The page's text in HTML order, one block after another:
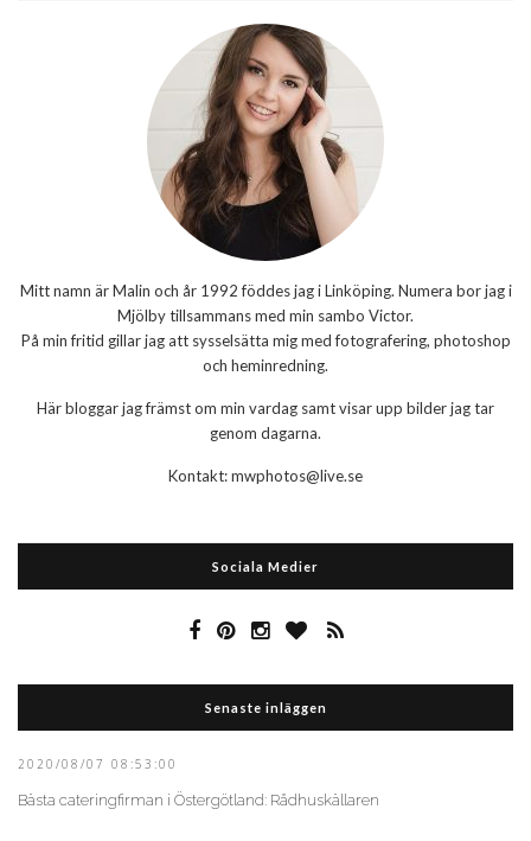
Mitt namn är Malin och år 1992 föddes jag i Linköping. Numera bor jag i
Mjölby tillsammans med min sambo Victor.
På min fritid gillar jag att sysselsätta mig med fotografering, photoshop
och heminredning.
Här bloggar jag främst om min vardag samt visar upp bilder jag tar
genom dagarna.
Kontakt: mwphotos@live.se
Sociala Medier
Senaste inläggen
2020/08/07 08:53:00
Bästa cateringfirman i Östergötland: Rådhuskällaren